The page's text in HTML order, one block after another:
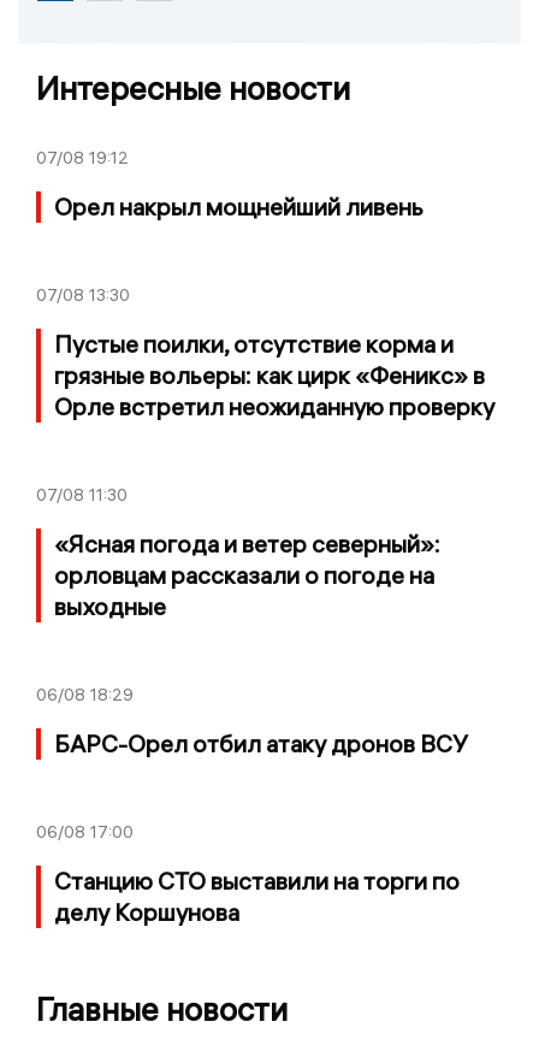
Интересные новости
07/08 19:12
Орел накрыл мощнейший ливень
07/08 13:30
Пустые поилки, отсутствие корма и
грязные вольеры: как цирк «Феникс» в
Орле встретил неожиданную проверку
07/08 11:30
«Ясная погода и ветер северный»:
орловцам рассказали о погоде на
выходные
06/08 18:29
БАРС-Орел отбил атаку дронов ВСУ
06/08 17:00
Станцию СТО выставили на торги по
делу Коршунова
Главные новости